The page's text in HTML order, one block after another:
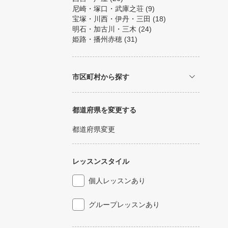
尼崎・塚口・武庫之荘 (9)
宝塚・川西・伊丹・三田 (18)
明石・加古川・三木 (24)
姫路・播州赤穂 (31)
市区町村から探す
都道府県を変更する
都道府県変更
レッスンスタイル
個人レッスンあり
グループレッスンあり